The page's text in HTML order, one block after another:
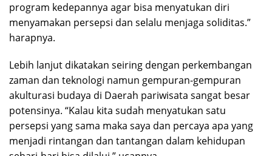
program kedepannya agar bisa menyatukan diri
menyamakan persepsi dan selalu menjaga soliditas.”
harapnya.
Lebih lanjut dikatakan seiring dengan perkembangan
zaman dan teknologi namun gempuran-gempuran
akulturasi budaya di Daerah pariwisata sangat besar
potensinya. “Kalau kita sudah menyatukan satu
persepsi yang sama maka saya dan percaya apa yang
menjadi rintangan dan tantangan dalam kehidupan